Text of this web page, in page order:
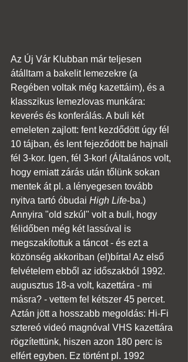
Az Új Vár Klubban már teljesen
átálltam a bakelit lemezekre (a
Regében voltak még kazettáim), és a
klasszikus lemezlovas munkára:
keverés és konferálás. A buli két
emeleten zajlott: fent kezdődött úgy fél
10 tájban, és lent fejeződött be hajnali
fél 3-kor. Igen, fél 3-kor! (Általános volt,
hogy emiatt zárás után tőlünk sokan
mentek át pl. a lényegesen tovább
nyitva tartó óbudai High Life-ba.)
Annyira "old szkúl" volt a buli, hogy
félidőben még két lassúval is
megszakítottuk a táncot - és ezt a
közönség akkoriban (el)bírta! Az első
felvételem ebből az időszakból 1992.
augusztus 18-a volt, kazettára - mi
másra? - vettem fel kétszer 45 percet.
Aztán jött a hosszabb megoldás: Hi-Fi
sztereó videó magnóval VHS kazettára
rögzítettünk, hiszen azon 180 perc is
elfért egyben. Ez történt pl. 1992